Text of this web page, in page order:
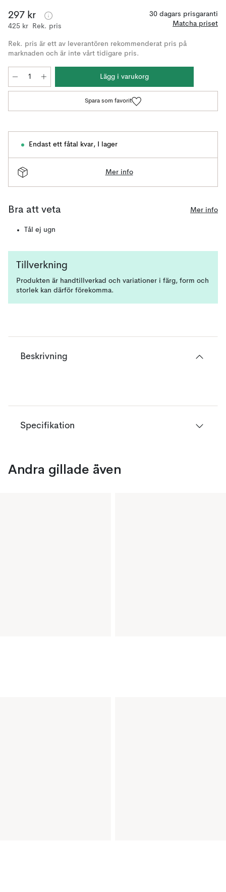
297 kr
425 kr Rek. pris
30 dagars prisgaranti
Matcha priset
Rek. pris är ett av leverantören rekommenderat pris på
marknaden och är inte vårt tidigare pris.
Lägg i varukorg
Spara som favorit
Endast ett fåtal kvar, I lager
Mer info
Bra att veta Mer info
Tål ej ugn
Tillverkning
Produkten är handtillverkad och variationer i färg, form och
storlek kan därför förekomma.
Beskrivning
Specifikation
Andra gillade även